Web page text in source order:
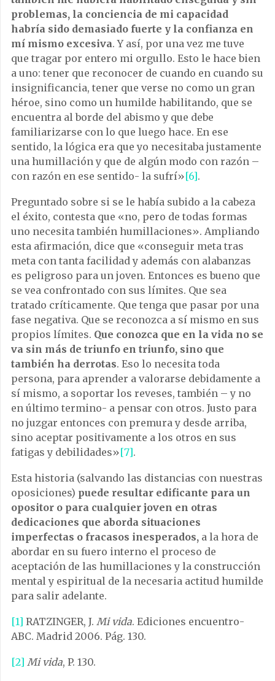
problemas, la conciencia de mi capacidad
habría sido demasiado fuerte y la confianza en
mí mismo excesiva. Y así, por una vez me tuve
que tragar por entero mi orgullo. Esto le hace bien
a uno: tener que reconocer de cuando en cuando su
insignificancia, tener que verse no como un gran
héroe, sino como un humilde habilitando, que se
encuentra al borde del abismo y que debe
familiarizarse con lo que luego hace. En ese
sentido, la lógica era que yo necesitaba justamente
una humillación y que de algún modo con razón –
con razón en ese sentido- la sufrí»[6].
Preguntado sobre si se le había subido a la cabeza
el éxito, contesta que «no, pero de todas formas
uno necesita también humillaciones». Ampliando
esta afirmación, dice que «conseguir meta tras
meta con tanta facilidad y además con alabanzas
es peligroso para un joven. Entonces es bueno que
se vea confrontado con sus límites. Que sea
tratado críticamente. Que tenga que pasar por una
fase negativa. Que se reconozca a sí mismo en sus
propios límites. Que conozca que en la vida no se
va sin más de triunfo en triunfo, sino que
también ha derrotas. Eso lo necesita toda
persona, para aprender a valorarse debidamente a
sí mismo, a soportar los reveses, también – y no
en último termino- a pensar con otros. Justo para
no juzgar entonces con premura y desde arriba,
sino aceptar positivamente a los otros en sus
fatigas y debilidades»[7].
Esta historia (salvando las distancias con nuestras
oposiciones) puede resultar edificante para un
opositor o para cualquier joven en otras
dedicaciones que aborda situaciones
imperfectas o fracasos inesperados, a la hora de
abordar en su fuero interno el proceso de
aceptación de las humillaciones y la construcción
mental y espiritual de la necesaria actitud humilde
para salir adelante.
[1] RATZINGER, J. Mi vida. Ediciones encuentro-
ABC. Madrid 2006. Pág. 130.
[2] Mi vida, P. 130.